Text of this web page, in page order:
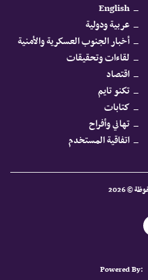
English
عربية ودولية
أخبار الجنوب العسكرية والأمنية
لقاءات وتحقيقات
اقتصاد
تكنو تايم
كتابات
تهاني وأفراح
اتفاقية المستخدم
© 2026
Powered By: